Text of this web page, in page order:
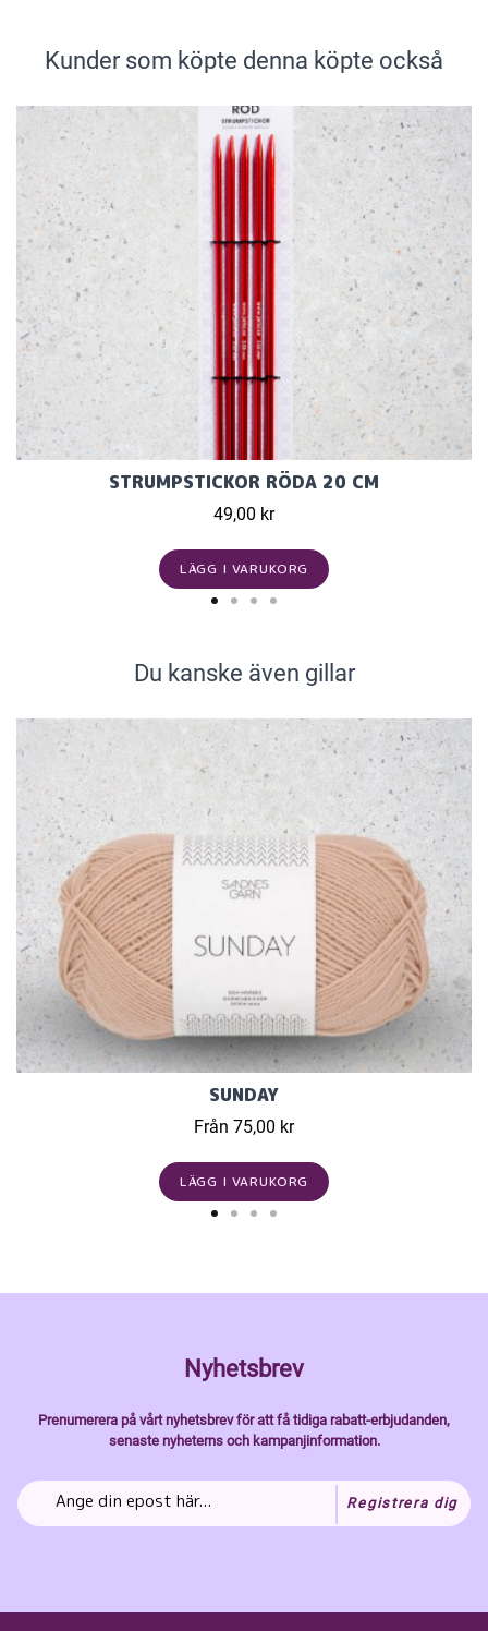
Kunder som köpte denna köpte också
STRUMPSTICKOR RÖDA 20 CM
49,00 kr
LÄGG I VARUKORG
Du kanske även gillar
SUNDAY
Från 75,00 kr
LÄGG I VARUKORG
Nyhetsbrev
Prenumerera på vårt nyhetsbrev för att få tidiga rabatt-erbjudanden,
senaste nyheterns och kampanjinformation.
Registrera dig